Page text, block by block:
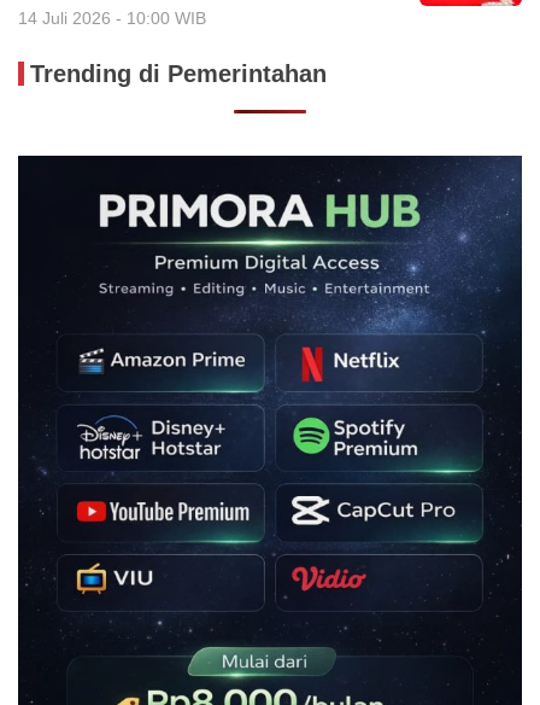
14 Juli 2026 - 10:00 WIB
Trending di Pemerintahan